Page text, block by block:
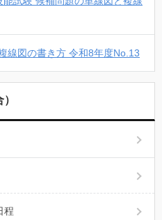
線図の書き方 令和8年度No.13
程